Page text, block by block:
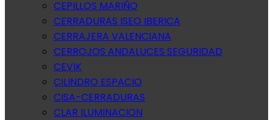
CEPILLOS MARIÑO
CERRADURAS ISEO IBERICA
CERRAJERA VALENCIANA
CERROJOS ANDALUCES SEGURIDAD
CEVIK
CILINDRO ESPACIO
CISA-CERRADURAS
CLAR ILUMINACION